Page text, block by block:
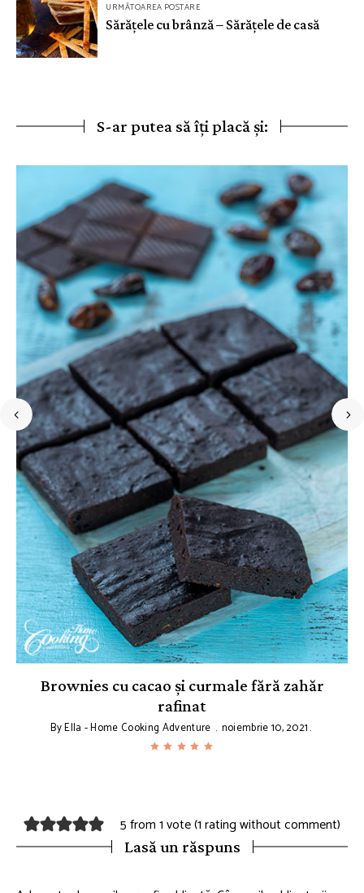
URMĂTOAREA POSTARE
Sărățele cu brânză – Sărățele de casă
S-ar putea să îți placă și:
Brownies cu cacao și curmale fără zahăr
rafinat
ByElla - Home Cooking Adventure noiembrie 10, 2021
5 from 1 vote (1 rating without comment)
Lasă un răspuns